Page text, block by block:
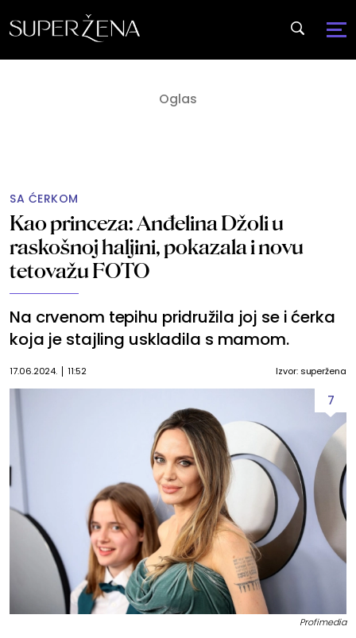
SA ĆERKOM
Kao princeza: Anđelina Džoli u
raskošnoj haljini, pokazala i novu
tetovažu FOTO
Na crvenom tepihu pridružila joj se i ćerka
koja je stajling uskladila s mamom.
17.06.2024. 11:52 Izvor: superžena
7
Profimedia